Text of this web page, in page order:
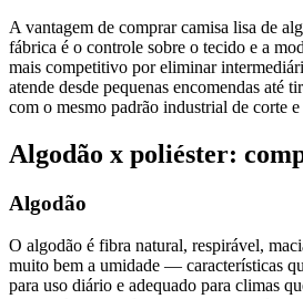
A vantagem de comprar camisa lisa de
fábrica é o controle sobre o tecido e a
mais competitivo por eliminar
atende desde pequenas encomendas até
com o mesmo padrão industrial de corte e
Algodão x poliéster:
Algodão
O algodão é fibra natural, respirável,
muito bem a umidade — características
para uso diário e adequado para climas